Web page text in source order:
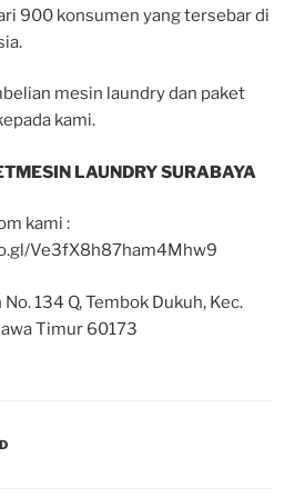
900 konsumen yang tersebar di
mesin laundry dan paket
kami.
LAUNDRY SURABAYA
kami :
Ve3fX8h87ham4Mhw9
134 Q, Tembok Dukuh, Kec.
Timur 60173